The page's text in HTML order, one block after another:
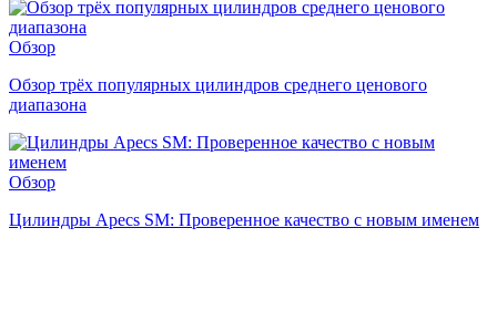
Обзор
Обзор трёх популярных цилиндров среднего ценового
диапазона
Обзор
Цилиндры Apecs SM: Проверенное качество с новым именем